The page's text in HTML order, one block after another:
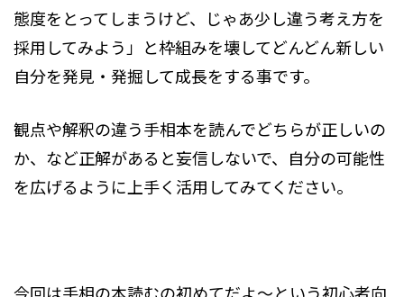
態度をとってしまうけど、じゃあ少し違う考え方を
採用してみよう」と枠組みを壊してどんどん新しい
自分を発見・発掘して成長をする事です。
観点や解釈の違う手相本を読んでどちらが正しいの
か、など正解があると妄信しないで、自分の可能性
を広げるように上手く活用してみてください。